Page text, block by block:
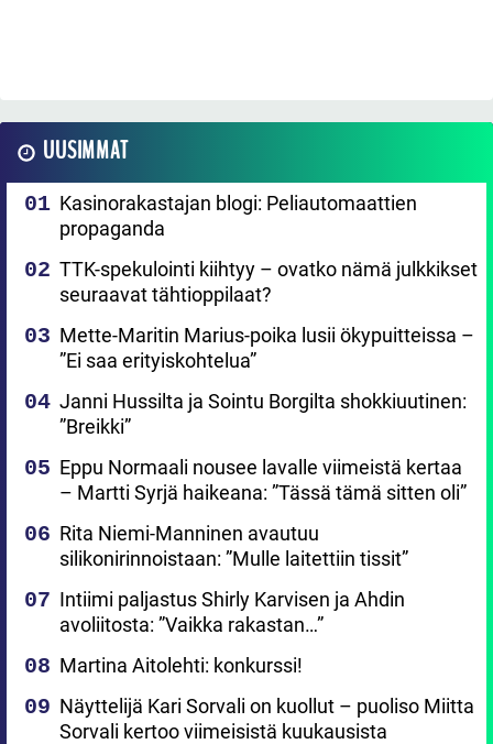
UUSIMMAT
Kasinorakastajan blogi: Peliautomaattien
propaganda
TTK-spekulointi kiihtyy – ovatko nämä julkkikset
seuraavat tähtioppilaat?
Mette-Maritin Marius-poika lusii ökypuitteissa –
”Ei saa erityiskohtelua”
Janni Hussilta ja Sointu Borgilta shokkiuutinen:
”Breikki”
Eppu Normaali nousee lavalle viimeistä kertaa
– Martti Syrjä haikeana: ”Tässä tämä sitten oli”
Rita Niemi-Manninen avautuu
silikonirinnoistaan: ”Mulle laitettiin tissit”
Intiimi paljastus Shirly Karvisen ja Ahdin
avoliitosta: ”Vaikka rakastan…”
Martina Aitolehti: konkurssi!
Näyttelijä Kari Sorvali on kuollut – puoliso Miitta
Sorvali kertoo viimeisistä kuukausista